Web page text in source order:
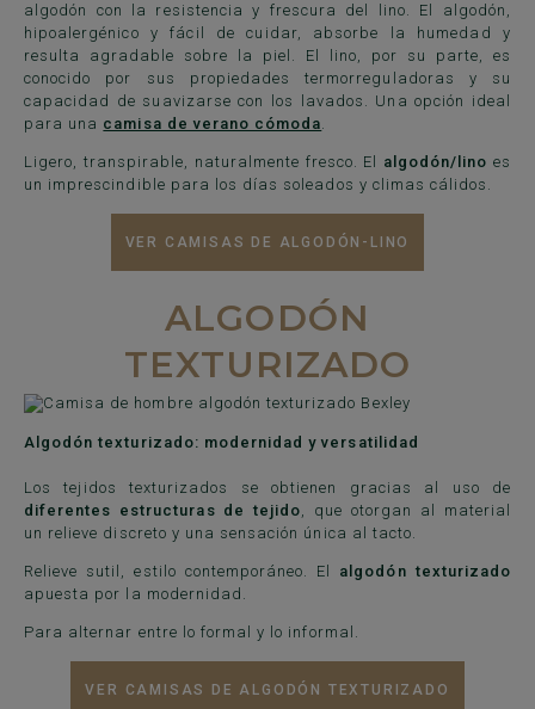
algodón con la resistencia y frescura del lino. El algodón,
hipoalergénico y fácil de cuidar, absorbe la humedad y
resulta agradable sobre la piel. El lino, por su parte, es
conocido por sus propiedades termorreguladoras y su
capacidad de suavizarse con los lavados. Una opción ideal
para una camisa de verano cómoda.
Ligero, transpirable, naturalmente fresco. El algodón/lino es
un imprescindible para los días soleados y climas cálidos.
VER CAMISAS DE ALGODÓN-LINO
ALGODÓN
TEXTURIZADO
Algodón texturizado: modernidad y versatilidad
Los tejidos texturizados se obtienen gracias al uso de
diferentes estructuras de tejido, que otorgan al material
un relieve discreto y una sensación única al tacto.
Relieve sutil, estilo contemporáneo. El algodón texturizado
apuesta por la modernidad.
Para alternar entre lo formal y lo informal.
VER CAMISAS DE ALGODÓN TEXTURIZADO